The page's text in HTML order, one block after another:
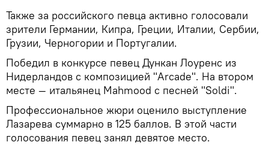
Также за российского певца активно голосовали
зрители Германии, Кипра, Греции, Италии, Сербии,
Грузии, Черногории и Португалии.
Победил в конкурсе певец Дункан Лоуренс из
Нидерландов с композицией "Arcade". На втором
месте — итальянец Mahmood с песней "Soldi".
Профессиональное жюри оценило выступление
Лазарева суммарно в 125 баллов. В этой части
голосования певец занял девятое место.